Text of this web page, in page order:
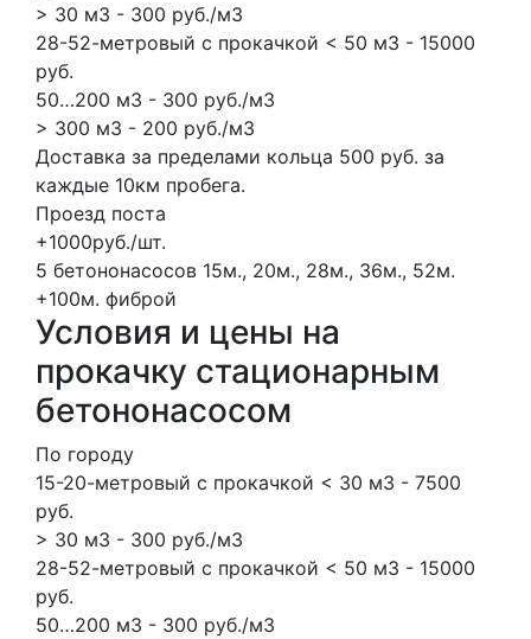
> 30 м3 - 300 руб./м3
28-52-метровый с прокачкой < 50 м3 - 15000
руб.
50…200 м3 - 300 руб./м3
> 300 м3 - 200 руб./м3
Доставка за пределами кольца 500 руб. за
каждые 10км пробега.
Проезд поста
+1000руб./шт.
5 бетононасосов 15м., 20м., 28м., 36м., 52м.
+100м. фиброй
Условия и цены на
прокачку стационарным
бетононасосом
По городу
15-20-метровый с прокачкой < 30 м3 - 7500
руб.
> 30 м3 - 300 руб./м3
28-52-метровый с прокачкой < 50 м3 - 15000
руб.
50…200 м3 - 300 руб./м3